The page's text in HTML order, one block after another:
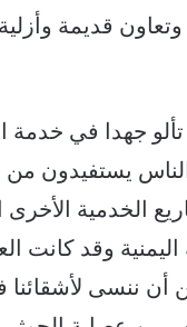
قديمة
تألو جهدا في
يستفيدون
الخدمية
وقد كانت
أن ننسى